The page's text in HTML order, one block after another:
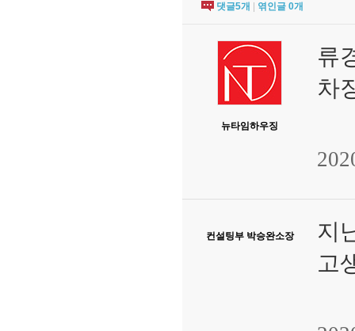
댓글5개 엮인글 0개